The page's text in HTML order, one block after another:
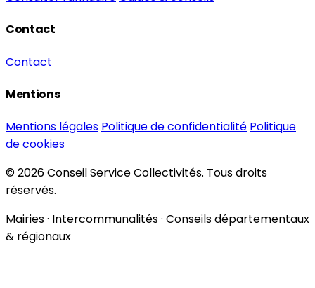
Contact
Contact
Mentions
Mentions légales Politique de confidentialité Politique
de cookies
© 2026 Conseil Service Collectivités. Tous droits
réservés.
Mairies · Intercommunalités · Conseils départementaux
& régionaux